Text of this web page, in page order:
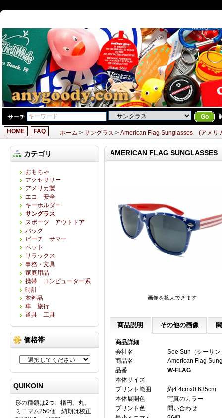
サーチ Go
FAQ
HOME ホーム > サングラス > American Flag Sunglasses (アメリ
カテゴリ
おもちゃ
アクセサリー
アメリカ製
エコ 安全
キーホルダー
サングラス
スポーツ アウトドア
バッグ
ビーチ サマー
ペット
リラックス
事務・文具
家庭用品
携帯 コンピューター系
時計
衣料品
車 旅行
道具 工具
価格帯
QUIKOIN
形の種類は2つ、楕円、丸、
ミニマム250個 納期は校正
AMERICAN FLAG
画像を拡大できます
商品説明 その他の画像
商品詳細
会社名
See Sun（シーサン
商品名
American Flag
品番
W-FLAG
本体サイズ
プリント範囲
約4.4cmx0.635cm
本体展開色
写真のカラー
プリント色
問い合わせ